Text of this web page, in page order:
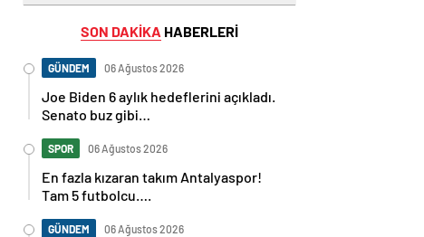
SON DAKİKA HABERLERİ
GÜNDEM 06 Ağustos 2026
Joe Biden 6 aylık hedeflerini açıkladı.
Senato buz gibi…
SPOR 06 Ağustos 2026
En fazla kızaran takım Antalyaspor!
Tam 5 futbolcu….
GÜNDEM 06 Ağustos 2026